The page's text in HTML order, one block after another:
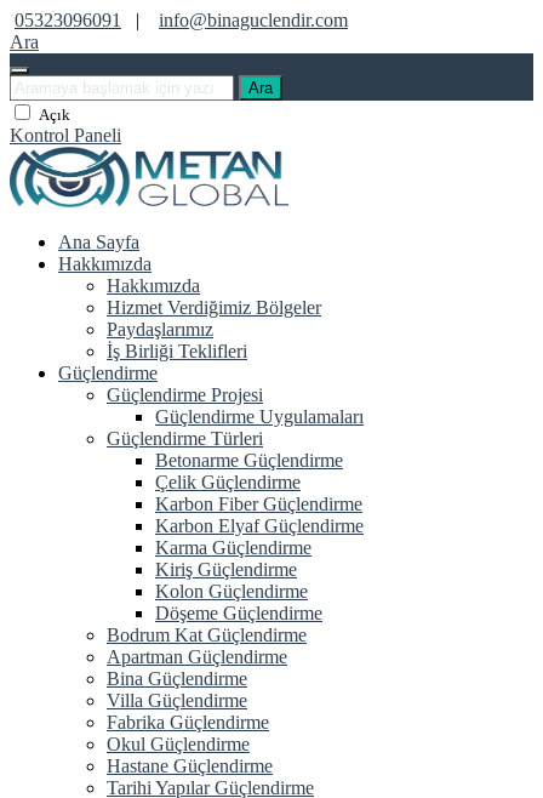
05323096091 |
info@binaguclendir.com
Ara
Ara
Açık
Kontrol Paneli
Ana Sayfa
Hakkımızda
Hakkımızda
Hizmet Verdiğimiz Bölgeler
Paydaşlarımız
İş Birliği Teklifleri
Güçlendirme
Güçlendirme Projesi
Güçlendirme Uygulamaları
Güçlendirme Türleri
Betonarme Güçlendirme
Çelik Güçlendirme
Karbon Fiber Güçlendirme
Karbon Elyaf Güçlendirme
Karma Güçlendirme
Kiriş Güçlendirme
Kolon Güçlendirme
Döşeme Güçlendirme
Bodrum Kat Güçlendirme
Apartman Güçlendirme
Bina Güçlendirme
Villa Güçlendirme
Fabrika Güçlendirme
Okul Güçlendirme
Hastane Güçlendirme
Tarihi Yapılar Güçlendirme